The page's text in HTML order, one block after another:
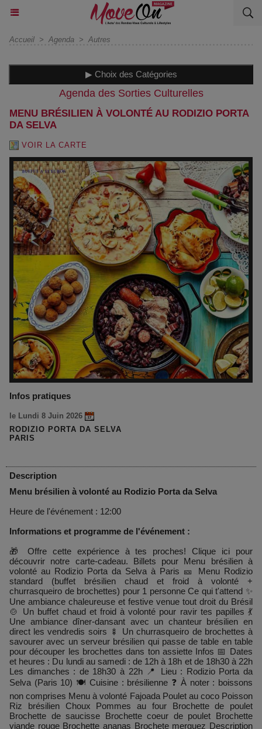
Accueil > Agenda > Autres
▶ Choix des Catégories
Agenda des Sorties Culturelles
MENU BRÉSILIEN À VOLONTÉ AU RODIZIO PORTA
DA SELVA
VOIR LA CARTE
Infos pratiques
le Lundi 8 Juin 2026
RODIZIO PORTA DA SELVA
PARIS
Description
Menu brésilien à volonté au Rodizio Porta da Selva
Heure de l'événement : 12:00
Informations et programme de l'événement :
🎁 Offre cette expérience à tes proches! Clique ici pour
découvrir notre carte-cadeau. Billets pour Menu brésilien à
volonté au Rodizio Porta da Selva à Paris 🎫 Menu Rodizio
standard (buffet brésilien chaud et froid à volonté +
churrasqueiro de brochettes) pour 1 personne Ce qui t'attend ✨
Une ambiance chaleureuse et festive venue tout droit du Brésil
🍲 Un buffet chaud et froid à volonté pour ravir tes papilles 💃
Une ambiance dîner-dansant avec un chanteur brésilien en
direct les vendredis soirs 🍢 Un churrasqueiro de brochettes à
savourer avec un serveur brésilien qui passe de table en table
pour découper les brochettes dans ton assiette Infos 📅 Dates
et heures : Du lundi au samedi : de 12h à 18h et de 18h30 à 22h
Les dimanches : de 18h30 à 22h 📍 Lieu : Rodizio Porta da
Selva (Paris 10) 🍽️ Cuisine : brésilienne ❓ À noter : boissons
non comprises Menu à volonté Fajoada Poulet au coco Poisson
Riz brésilien Choux Pommes au four Brochette de poulet
Brochette de saucisse Brochette coeur de poulet Brochette
viande rouge Brochette ananas Brochete merguez Description